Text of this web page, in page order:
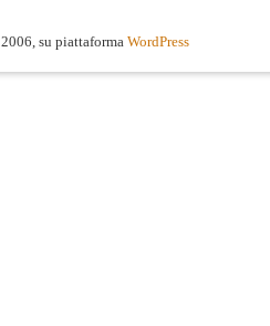
2006, su piattaforma WordPress